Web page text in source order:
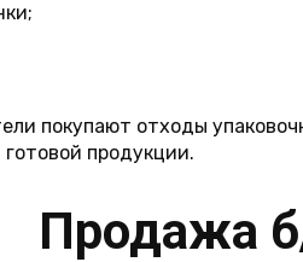
покупают отходы
продукции.
Продажа